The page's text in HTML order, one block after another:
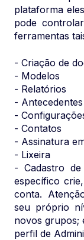
plataforma
pode
ferramentas
- Criação de
- Modelos
- Relatórios
- Antecedentes
-
- Contatos
- Assinatura
- Lixeira
- Cadastro
específico
conta.
seu próprio
novos grupos;
perfil de